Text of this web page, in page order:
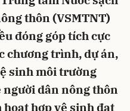
thôn (VSMTNT)
đóng góp tích cực
chương trình, dự án,
sinh môi trường
người dân nông thôn
hợp vệ sinh đạt